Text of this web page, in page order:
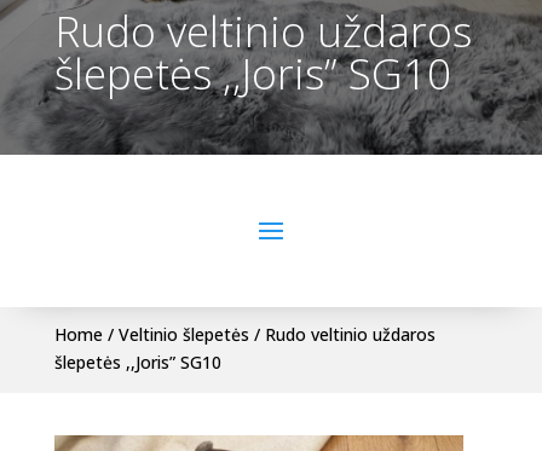
Rudo veltinio uždaros
šlepetės ,,Joris” SG10
Home/ Veltinio šlepetės / Rudo veltinio uždaros
šlepetės ,,Joris” SG10